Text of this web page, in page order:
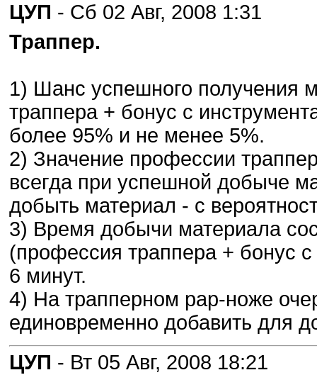
ЦУП - Сб 02 Авг, 2008 1:31
Траппер.
1) Шанс успешного получения
траппера + бонус с
более 95% и не менее 5%.
2) Значение профессии
всегда при успешной добыче
добыть материал - с
3) Время добычи материала
(профессия траппера + бонус
6 минут.
4) На трапперном рар-ноже
единовременно добавить для
ЦУП - Вт 05 Авг, 2008 18:21